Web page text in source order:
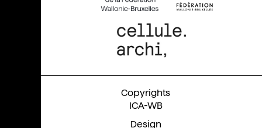
ICA-WB